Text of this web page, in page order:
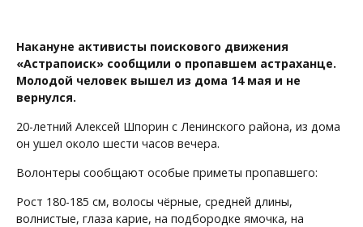
Накануне активисты поискового движения
«Астрапоиск» сообщили о пропавшем астраханце.
Молодой человек вышел из дома 14 мая и не
вернулся.
20-летний Алексей Шпорин с Ленинского района, из дома
он ушел около шести часов вечера.
Волонтеры сообщают особые приметы пропавшего:
Рост 180-185 см, волосы чёрные, средней длины,
волнистые, глаза карие, на подбородке ямочка, на